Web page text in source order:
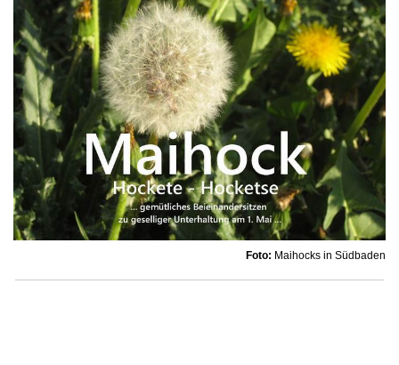
Foto: Maihocks in Südbaden